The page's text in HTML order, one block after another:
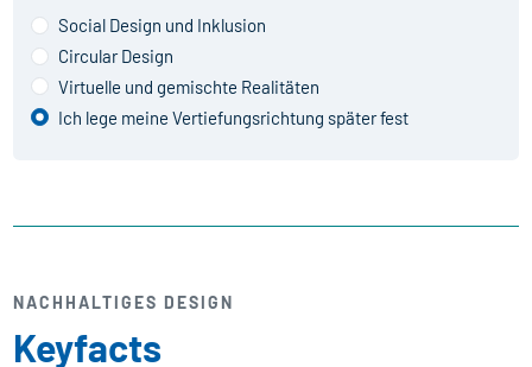
Social Design und Inklusion
Circular Design
Virtuelle und gemischte Realitäten
Ich lege meine Vertiefungsrichtung später fest
NACHHALTIGES DESIGN
Keyfacts